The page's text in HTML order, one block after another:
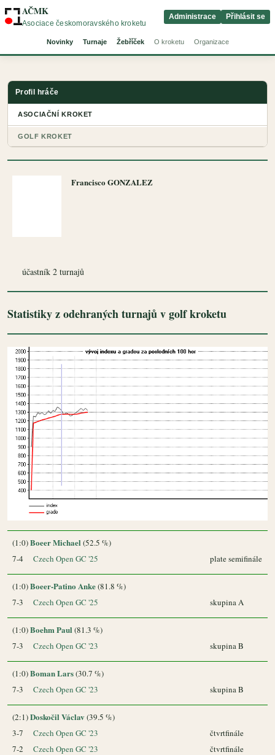
AČMK
Asociace českomoravského kroketu
Novinky Turnaje Žebříček O kroketu Organizace
Administrace Přihlásit se
Francisco GONZALEZ
účastník 2 turnajů
Statistiky z odehraných turnajů v golf kroketu
(1:0)Boeer Michael (52.5 %)
7-4
Czech Open GC '25 plate semifinále
(1:0)Boeer-Patino Anke(81.8 %)
7-3
Czech Open GC '25 skupina A
(1:0)Boehm Paul (81.3 %)
7-3
Czech Open GC '23 skupina B
(1:0)Boman Lars(30.7 %)
7-3
Czech Open GC '23 skupina B
(2:1)Doskočil Václav (39.5 %)
3-7
Czech Open GC '23
čtvrtfinále
7-2
Czech Open GC '23
čtvrtfinále
Profil hráče
ASOCIAČNÍ KROKET
GOLF KROKET